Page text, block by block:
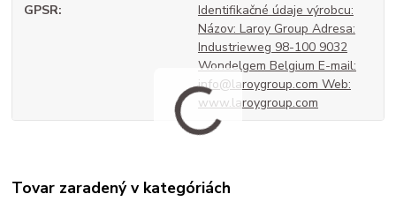
GPSR
Identifikačné údaje výrobcu:
Názov: Laroy Group Adresa:
Industrieweg 98-100 9032
Wondelgem Belgium E-mail:
info@laroygroup.com Web:
www.laroygroup.com
Tovar zaradený v kategóriách